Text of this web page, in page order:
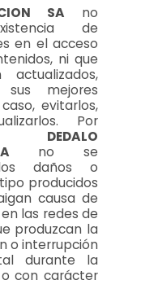
SA no
de
en el acceso
ni que
sus mejores
evitarlos,
Por
DEDALO
no se
daños o
producidos
causa de
las redes de
produzcan la
o interrupción
durante la
con carácter